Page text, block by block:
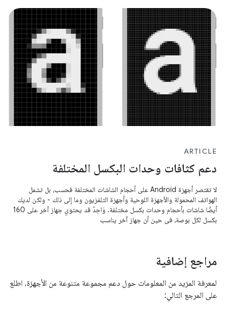
ARTICLE
دعم كثافات وحدات البكسل المختلفة
لا تقتصر أجهزة Android على أحجام الشاشات المختلفة فحسب، بل تشمل
الهواتف المحمولة والأجهزة اللوحية وأجهزة التلفزيون وما إلى ذلك - ولكن لديك
أيضًا شاشات بأحجام وحدات بكسل مختلفة. وَاحِدْ قد يحتوي جهاز آخر على 160
بكسل لكل بوصة، في حين أن جهاز آخر يناسب
مراجع إضافية
لمعرفة المزيد من المعلومات حول دعم مجموعة متنوعة من الأجهزة، اطلع
على المرجع التالي: